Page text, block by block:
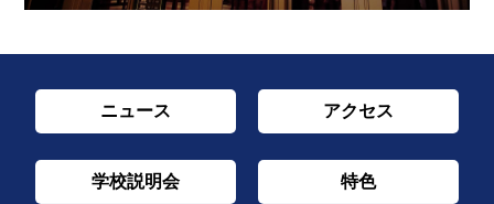
ニュース アクセス
学校説明会 特色